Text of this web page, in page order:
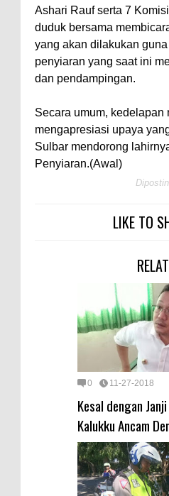
Ashari Rauf serta 7
duduk bersama
yang akan dilakukan
penyiaran yang saat ini
dan pendampingan.
Secara umum, kedelapan
mengapresiasi upaya
Sulbar mendorong
Penyiaran.(Awal)
LIKE TO
0 11-27-2018
Kesal dengan
Kalukku Ancam